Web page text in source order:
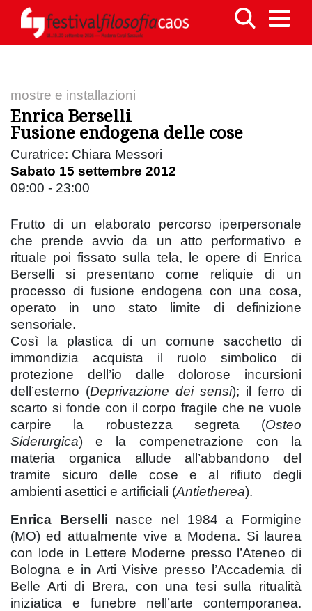
mostre e installazioni
Enrica Berselli
Fusione endogena delle cose
Curatrice: Chiara Messori
Sabato 15 settembre 2012
09:00 - 23:00
Frutto di un elaborato percorso iperpersonale
che prende avvio da un atto performativo e
rituale poi fissato sulla tela, le opere di Enrica
Berselli si presentano come reliquie di un
processo di fusione endogena con una cosa,
operato in uno stato limite di definizione
sensoriale.
Così la plastica di un comune sacchetto di
immondizia acquista il ruolo simbolico di
protezione dell’io dalle dolorose incursioni
dell’esterno (Deprivazione dei sensi); il ferro di
scarto si fonde con il corpo fragile che ne vuole
carpire la robustezza segreta (Osteo
Siderurgica) e la compenetrazione con la
materia organica allude all’abbandono del
tramite sicuro delle cose e al rifiuto degli
ambienti asettici e artificiali (Antietherea).
Enrica Berselli nasce nel 1984 a Formigine
(MO) ed attualmente vive a Modena. Si laurea
con lode in Lettere Moderne presso l’Ateneo di
Bologna e in Arti Visive presso l’Accademia di
Belle Arti di Brera, con una tesi sulla ritualità
iniziatica e funebre nell’arte contemporanea.